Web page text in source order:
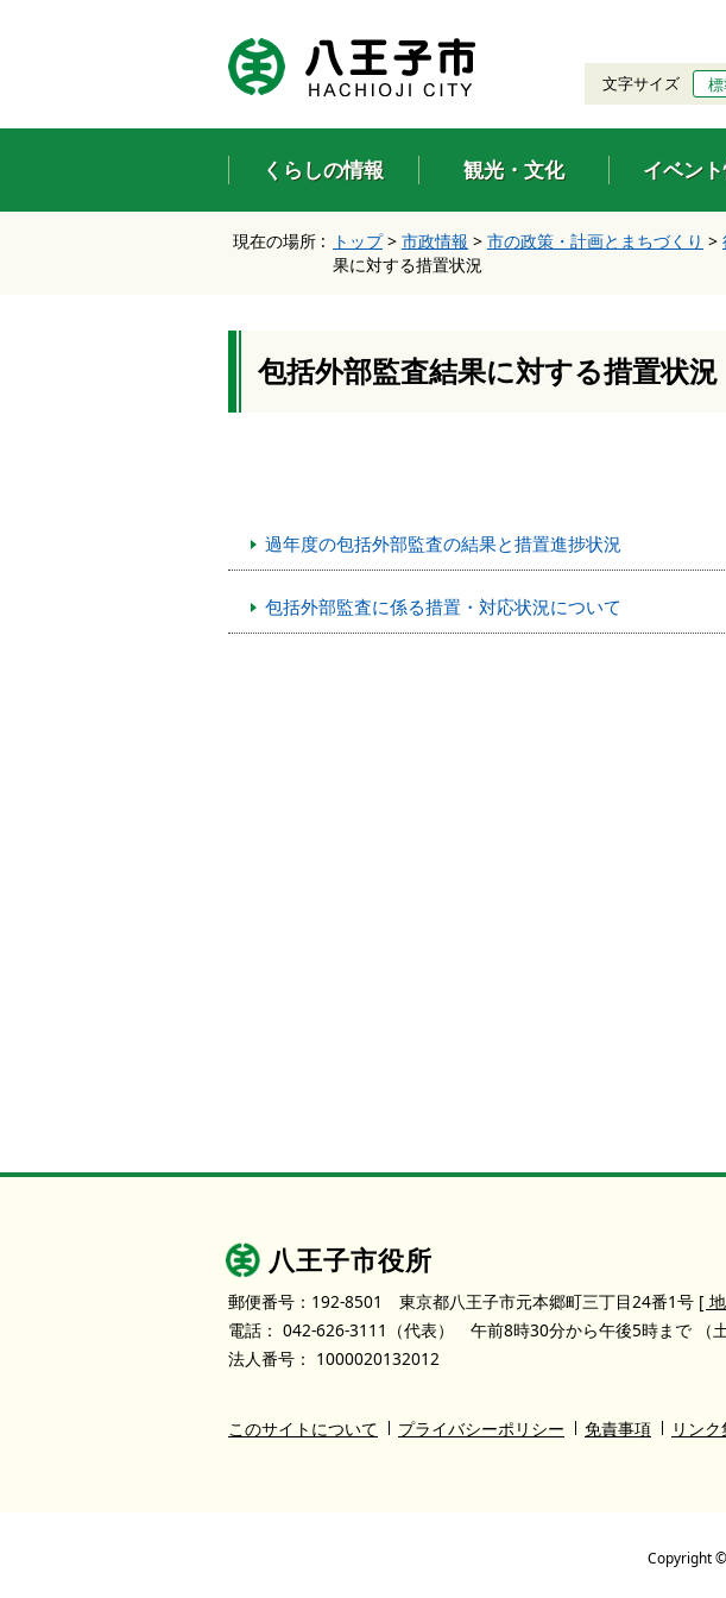
ン
タ
ー
キ
ナ
ビ
ョ
ス
文
文字サイズ
くらしの情報 観光・文化 イベン
現在の場所 : トップ> 市政情報 > 市の政策・計画とまちづくり >
果に対する措置状況
包括外部監査結果に対する措置状況
過年度の包括外部監査の結果と措置進捗状況
包括外部監査に係る措置・対応状況について
八王子市役所
郵便番号：192-8501 東京都八王子市元本郷町三丁目24番1号 [
電話： 042-626-3111 （代表） 午前8時30分から午後5時まで
法人番号： 1000020132012
このサイトについて プライバシーポリシー 免責事項 リンク
Copyright